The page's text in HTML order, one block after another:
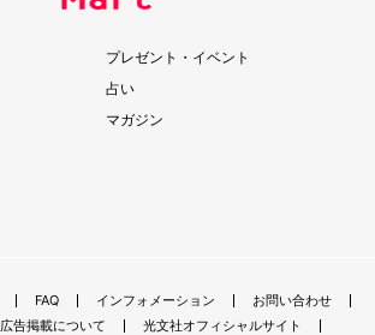
プレゼント・イベント
占い
マガジン
FAQ インフォメーション
お問い合わせ
広告掲載について
光文社オフィシャルサイト